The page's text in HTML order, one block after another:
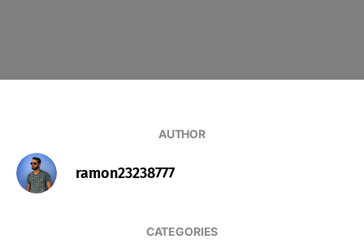
AUTHOR
ramon23238777
CATEGORIES